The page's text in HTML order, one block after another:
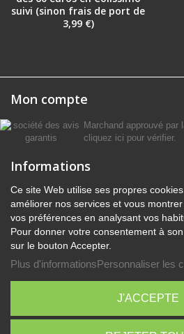
suivi (sinon frais de port de
3,99 €)
Mon compte
Marchand approuvé
cliquez ici pour vérifier.
Informations
Ce site Web utilise ses propres
améliorer nos services et vous
vos préférences en analysant vos
Pour donner votre consentement à
sur le bouton Accepter.
Plus d'informationsPersonnaliser les
J'ACCEPTE